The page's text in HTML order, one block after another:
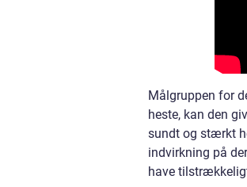
Målgruppen for
heste, kan den
sundt og stærkt
indvirkning på
have